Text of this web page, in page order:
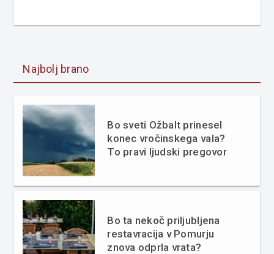
Najbolj brano
Bo sveti Ožbalt prinesel
konec vročinskega vala?
To pravi ljudski pregovor
Bo ta nekoč priljubljena
restavracija v Pomurju
znova odprla vrata?